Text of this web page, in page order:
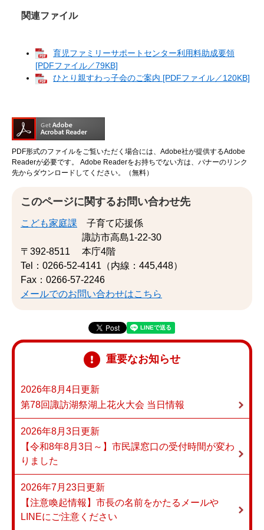
関連ファイル
育児ファミリーサポートセンター利用料助成要領
[PDFファイル／79KB]
ひとり親すわっ子会のご案内 [PDFファイル／120KB]
PDF形式のファイルをご覧いただく場合には、Adobe社が提供するAdobe
Readerが必要です。
Adobe Readerをお持ちでない方は、バナーのリンク
先からダウンロードしてください。（無料）
このページに関するお問い合わせ先
こども家庭課 子育て応援係
〒392-8511
諏訪市高島1-22-30
本庁4階
Tel：0266-52-4141（内線：445,448）
Fax：0266-57-2246
メールでのお問い合わせはこちら
重要なお知らせ
2026年8月4日更新
第78回諏訪湖祭湖上花火大会 当日情報
2026年8月3日更新
【令和8年8月3日～】市民課窓口の受付時間が変わ
りました
2026年7月23日更新
【注意喚起情報】市長の名前をかたるメールや
LINEにご注意ください